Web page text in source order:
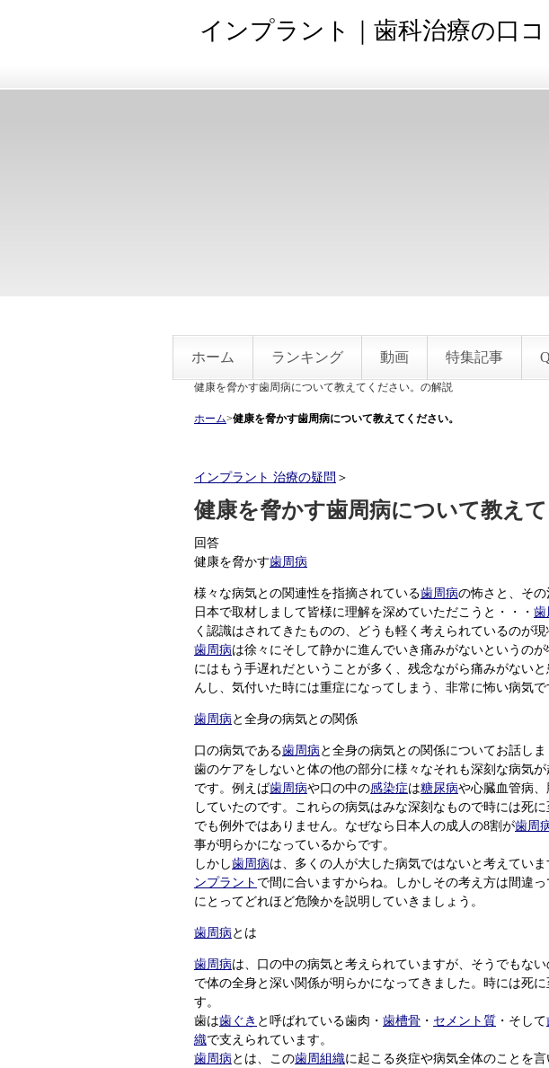
インプラント｜歯科治療の口
ホーム ランキング 動画 特集記事
健康を脅かす歯周病について教えてください。の解説
ホーム>健康を脅かす歯周病について教えてください。
インプラント 治療の疑問 ＞
健康を脅かす歯周病について教えて
回答
健康を脅かす歯周病
様々な病気との関連性を指摘されている歯周病の怖さと、そ
日本で取材しまして皆様に理解を深めていただこうと・・・ 歯
く認識はされてきたものの、どうも軽く考えられているのが現
歯周病は徐々にそして静かに進んでいき痛みがないというの
にはもう手遅れだということが多く、残念ながら痛みがない
んし、気付いた時には重症になってしまう、非常に怖い病気で
歯周病 と全身の病気との関係
口の病気である歯周病 と全身の病気との関係についてお話しま
歯のケアをしないと体の他の部分に様々なそれも深刻な病気
です。例えば歯周病や口の中の感染症は糖尿病や心臓血管病、
していたのです。これらの病気はみな深刻なもので時には死
でも例外ではありません。なぜなら日本人の成人の8割が歯周
事が明らかになっているからです。
しかし歯周病は、多くの人が大した病気ではないと考えてい
ンプラント で間に合いますからね。しかしその考え方は間違っ
にとってどれほど危険かを説明していきましょう。
歯周病 とは
歯周病は、口の中の病気と考えられていますが、そうでもな
で体の全身と深い関係が明らかになってきました。時には死
す。
歯は歯ぐき と呼ばれている歯肉・ 歯槽骨 ・ セメント質 ・そして
織で支えられています。
歯周病 とは、この歯周組織に起こる炎症や病気全体のことを